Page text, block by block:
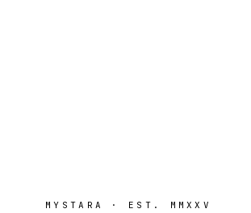
MYSTARA · EST. MMXXV